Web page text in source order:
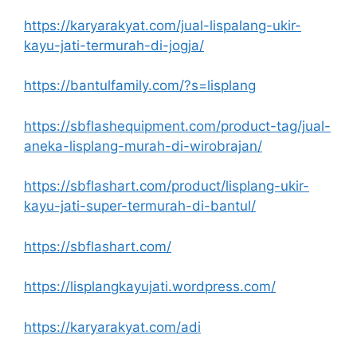
https://karyarakyat.com/jual-lispalang-ukir-
kayu-jati-termurah-di-jogja/
https://bantulfamily.com/?s=lisplang
https://sbflashequipment.com/product-tag/jual-
aneka-lisplang-murah-di-wirobrajan/
https://sbflashart.com/product/lisplang-ukir-
kayu-jati-super-termurah-di-bantul/
https://sbflashart.com/
https://lisplangkayujati.wordpress.com/
https://karyarakyat.com/adi